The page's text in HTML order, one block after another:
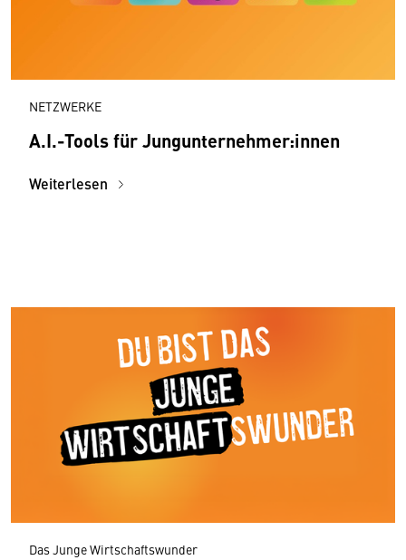
NETZWERKE
A.I.-Tools für Jungunternehmer:innen
Weiterlesen
Das Junge Wirtschaftswunder